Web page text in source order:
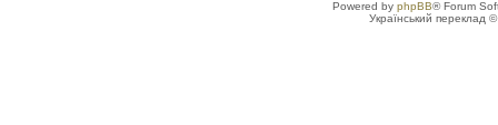
Powered by phpBB® Forum
Український переклад